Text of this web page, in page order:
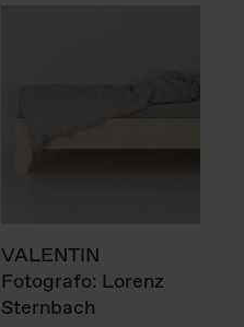
VALENTIN
Fotografo: Lorenz
Sternbach